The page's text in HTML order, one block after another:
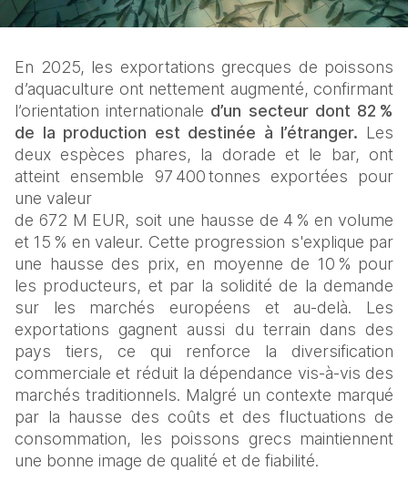
En 2025, les exportations grecques de poissons
d’aquaculture ont nettement augmenté, confirmant
l’orientation internationale d’un secteur dont 82 %
de la production est destinée à l’étranger. Les
deux espèces phares, la dorade et le bar, ont
atteint ensemble 97 400 tonnes exportées pour
une valeur
de 672 M EUR, soit une hausse de 4 % en volume
et 15 % en valeur. Cette progression s'explique par
une hausse des prix, en moyenne de 10 % pour
les producteurs, et par la solidité de la demande
sur les marchés européens et au-delà. Les
exportations gagnent aussi du terrain dans des
pays tiers, ce qui renforce la diversification
commerciale et réduit la dépendance vis‑à‑vis des
marchés traditionnels. Malgré un contexte marqué
par la hausse des coûts et des fluctuations de
consommation, les poissons grecs maintiennent
une bonne image de qualité et de fiabilité.